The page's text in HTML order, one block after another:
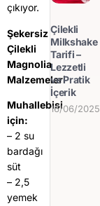
çıkıyor.
Şekersiz
Çilekli
Magnolia
Malzemeleri
Muhallebisi
için:
– 2 su
bardağı
süt
– 2,5
yemek
Çilekli
Milkshake
Tarifi –
Lezzetli
ve Pratik
İçerik
16/06/2025